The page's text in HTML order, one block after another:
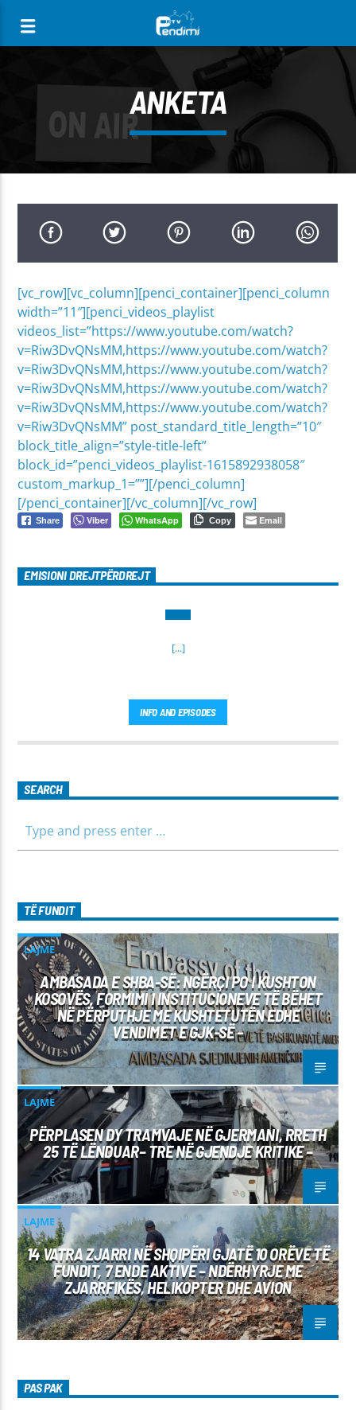
[There are no radio stations in the database]
ANKETA
[vc_row][vc_column][penci_container][penci_column
width=”11″][penci_videos_playlist
videos_list=”https://www.youtube.com/watch?
v=Riw3DvQNsMM,https://www.youtube.com/watch?
v=Riw3DvQNsMM,https://www.youtube.com/watch?
v=Riw3DvQNsMM,https://www.youtube.com/watch?
v=Riw3DvQNsMM,https://www.youtube.com/watch?
v=Riw3DvQNsMM” post_standard_title_length=”10″
block_title_align=”style-title-left”
block_id=”penci_videos_playlist-1615892938058″
custom_markup_1=””][/penci_column]
[/penci_container][/vc_column][/vc_row]
Share Viber WhatsApp Copy Email
EMISIONI DREJTPËRDREJT
[...]
INFO AND EPISODES
SEARCH
TË FUNDIT
LAJME
AMBASADA E SHBA-SË: NGËRÇI PO I KUSHTON
KOSOVËS, FORMIMI I INSTITUCIONEVE TË BËHET
NË PËRPUTHJE ME KUSHTETUTËN EDHE
VENDIMET E GJK-SË –
LAJME
PËRPLASEN DY TRAMVAJE NË GJERMANI, RRETH
25 TË LËNDUAR– TRE NË GJENDJE KRITIKE –
LAJME
14 VATRA ZJARRI NË SHQIPËRI GJATË 10 ORËVE TË
FUNDIT, 7 ENDE AKTIVE – NDËRHYRJE ME
ZJARRFIKËS, HELIKOPTER DHE AVION
PAS PAK